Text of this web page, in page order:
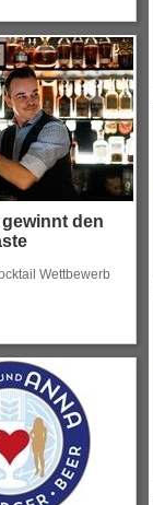
den
Wettbewerb